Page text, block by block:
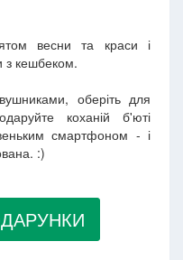
весни та краси і
з кешбеком.
оберіть для
коханій б'юті
смартфоном - і
:)